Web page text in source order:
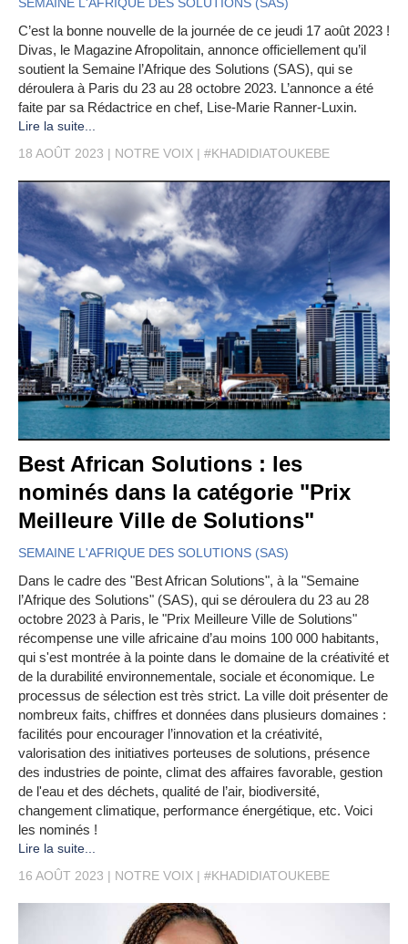
C’est la bonne nouvelle de la journée de ce jeudi 17 août 2023 !
Divas, le Magazine Afropolitain, annonce officiellement qu’il
soutient la Semaine l’Afrique des Solutions (SAS), qui se
déroulera à Paris du 23 au 28 octobre 2023. L’annonce a été
faite par sa Rédactrice en chef, Lise-Marie Ranner-Luxin.
Lire la suite...
18 AOÛT 2023
NOTRE VOIX #KHADIDIATOUKEBE
Best African Solutions : les
nominés dans la catégorie "Prix
Meilleure Ville de Solutions"
SEMAINE L'AFRIQUE DES SOLUTIONS (SAS)
Dans le cadre des "Best African Solutions", à la "Semaine
l’Afrique des Solutions" (SAS), qui se déroulera du 23 au 28
octobre 2023 à Paris, le "Prix Meilleure Ville de Solutions"
récompense une ville africaine d’au moins 100 000 habitants,
qui s'est montrée à la pointe dans le domaine de la créativité et
de la durabilité environnementale, sociale et économique. Le
processus de sélection est très strict. La ville doit présenter de
nombreux faits, chiffres et données dans plusieurs domaines :
facilités pour encourager l’innovation et la créativité,
valorisation des initiatives porteuses de solutions, présence
des industries de pointe, climat des affaires favorable, gestion
de l'eau et des déchets, qualité de l’air, biodiversité,
changement climatique, performance énergétique, etc. Voici
les nominés !
Lire la suite...
16 AOÛT 2023
NOTRE VOIX #KHADIDIATOUKEBE